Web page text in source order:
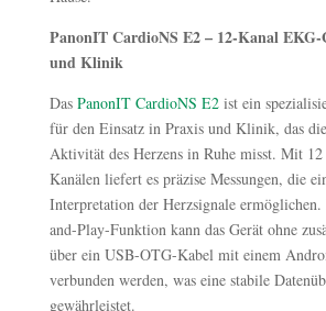
PanonIT CardioNS E2 – 12-Kanal
und Klinik
Das PanonIT CardioNS E2ist ein
für den Einsatz in Praxis und Klinik, das
Aktivität des Herzens in Ruhe misst. Mit 12
Kanälen liefert es präzise Messungen, die
Interpretation der Herzsignale
and-Play-Funktion kann das Gerät ohne
über ein USB-OTG-Kabel mit einem
verbunden werden, was eine stabile
gewährleistet.